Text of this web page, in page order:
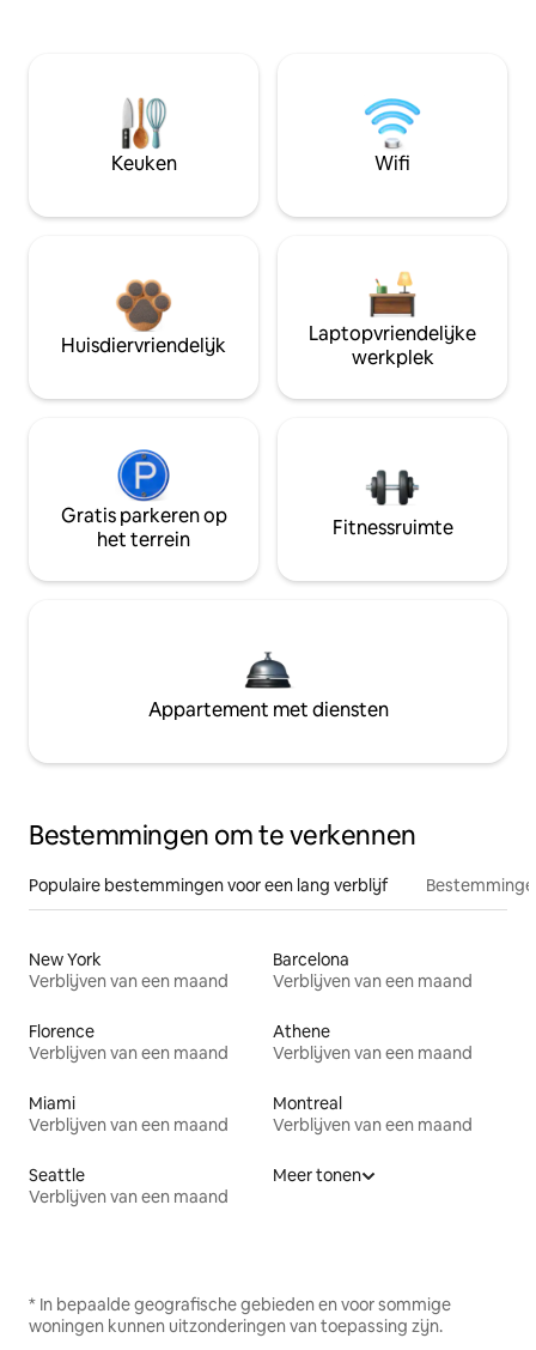
Keuken Wifi
Huisdiervriendelijk
Laptopvriendelijke
werkplek
Gratis parkeren op
het terrein
Fitnessruimte
Appartement met diensten
Bestemmingen om te verkennen
Populaire bestemmingen voor een lang verblijf
New York
Verblijven van een maand
Barcelona
Verblijven van een maand
Florence
Verblijven van een maand
Athene
Verblijven van een maand
Miami
Verblijven van een maand
Montreal
Verblijven van een maand
Seattle
Verblijven van een maand
Meer tonen
* In bepaalde geografische gebieden en voor sommige
woningen kunnen uitzonderingen van toepassing zijn.